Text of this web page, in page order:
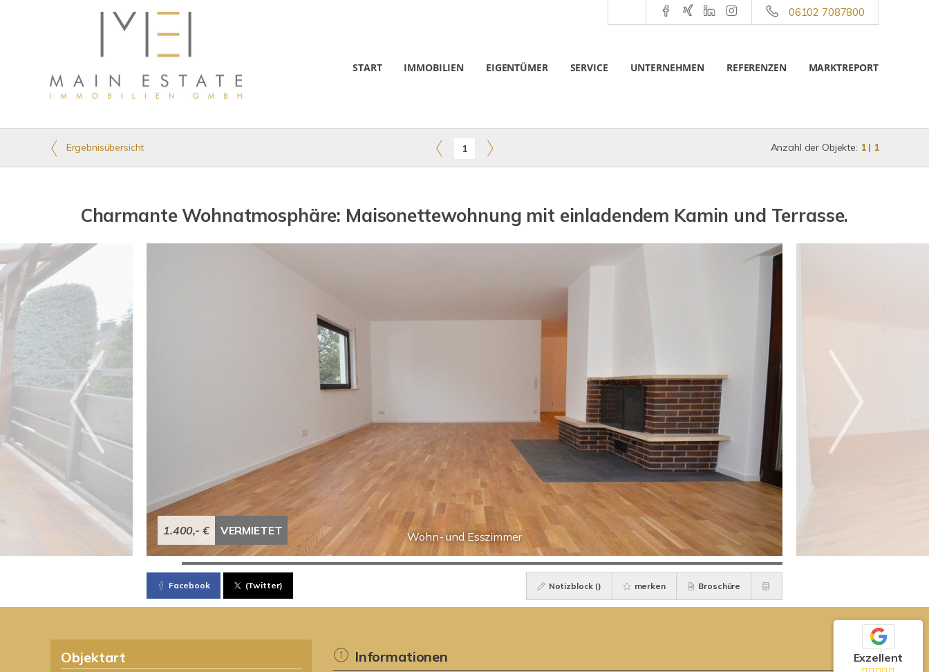
06102 7087800
START IMMOBILIEN EIGENTÜMER SERVICE UNTERNEHMEN REFERENZEN MARKTREPORT
Ergebnisübersicht 1 Anzahl der Objekte: 1 | 1
Charmante Wohnatmosphäre: Maisonettewohnung mit einladendem Kamin und Terrasse.
Wohn- und Esszimmer
1.400,- € VERMIETET
Facebook (Twitter) Notizblock () merken Broschüre
Objektart Informationen Exzellent